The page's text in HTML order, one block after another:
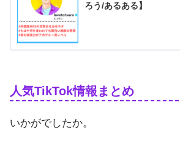
ろう/あるある】
人気TikTok情報まとめ
いかがでしたか。